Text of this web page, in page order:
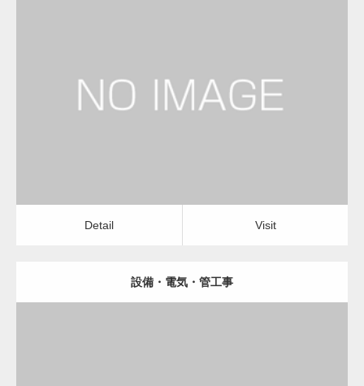
Detail Visit
Detail Visit
設備・電気・管工事